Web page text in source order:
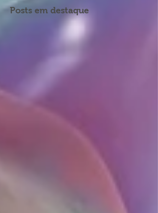
Posts em destaque